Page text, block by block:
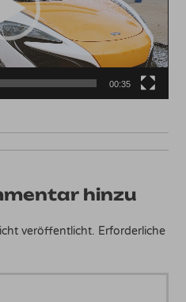
00:35
hinzu
veröffentlicht. Erforderliche